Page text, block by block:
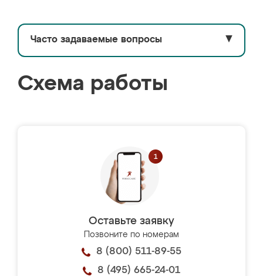
Часто задаваемые вопросы ▼
Схема работы
Оставьте заявку
Позвоните по номерам
8 (800) 511-89-55
8 (495) 665-24-01